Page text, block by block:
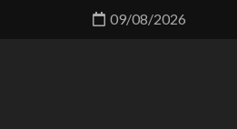
09/08/2026